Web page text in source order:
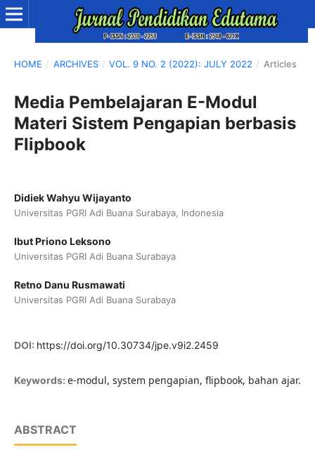
HOME / ARCHIVES / VOL. 9 NO. 2 (2022): JULY 2022 / Articles
Media Pembelajaran E-Modul
Materi Sistem Pengapian berbasis
Flipbook
Didiek Wahyu Wijayanto
Universitas PGRI Adi Buana Surabaya, Indonesia
Ibut Priono Leksono
Universitas PGRI Adi Buana Surabaya
Retno Danu Rusmawati
Universitas PGRI Adi Buana Surabaya
DOI: https://doi.org/10.30734/jpe.v9i2.2459
Keywords: e-modul, system pengapian, flipbook, bahan ajar.
ABSTRACT